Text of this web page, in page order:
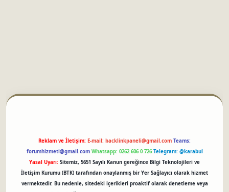
Reklam ve İletişim: E-mail: backlinkpaneli@gmail.com Teams:
forumhizmeti@gmail.com Whatsapp: 0262 606 0 726 Telegram: @karabul
Yasal Uyarı: Sitemiz, 5651 Sayılı Kanun gereğince Bilgi Teknolojileri ve
İletişim Kurumu (BTK) tarafından onaylanmış bir Yer Sağlayıcı olarak hizmet
vermektedir. Bu nedenle, sitedeki içerikleri proaktif olarak denetleme veya